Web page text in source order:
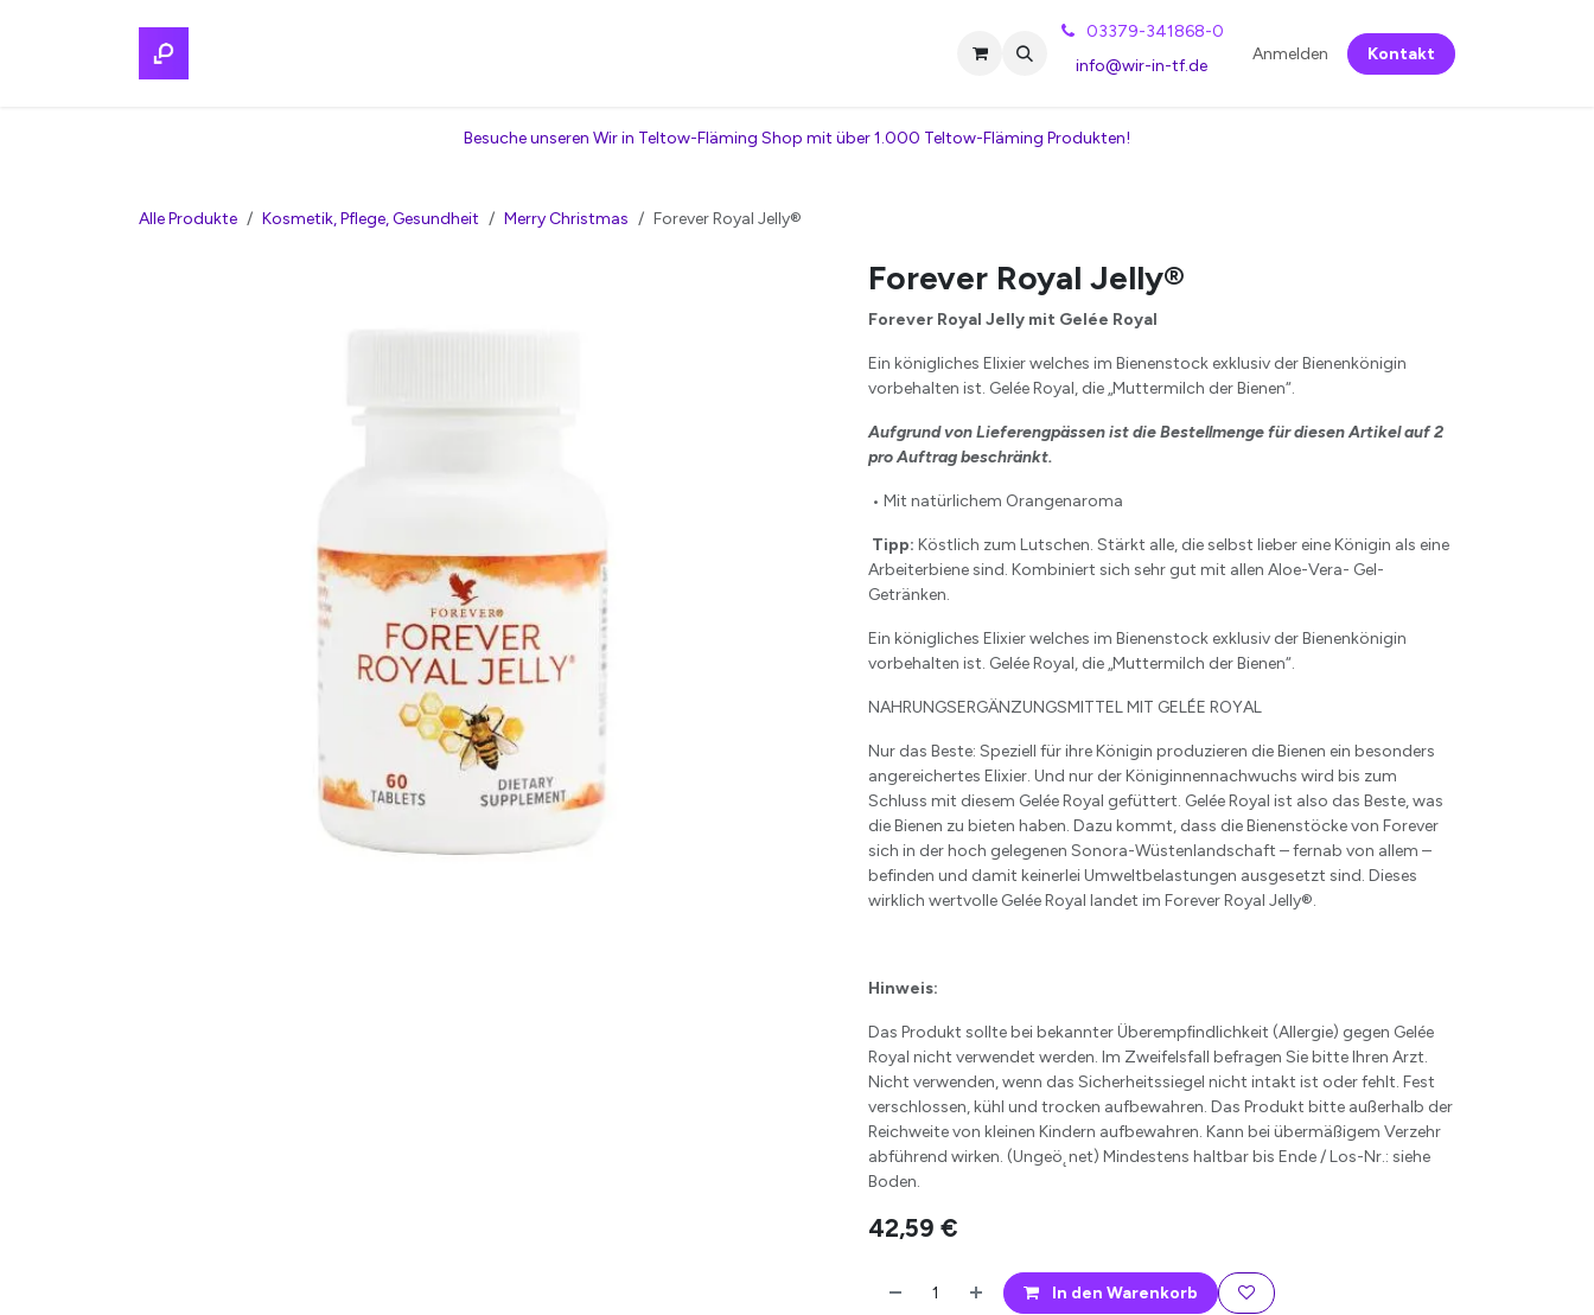
Veranstaltungen
03379-341868-0
info@wir-in-tf.de
Anmelden Kontakt
Besuche unseren Wir in Teltow-Fläming Shop mit über 1.000 Teltow-Fläming Produkten!
Alle Produkte Kosmetik, Pflege, Gesundheit Merry Christmas Forever Royal Jelly®
Forever Royal Jelly®
Forever Royal Jelly mit Gelée Royal
Ein königliches Elixier welches im Bienenstock exklusiv der Bienenkönigin
vorbehalten ist. Gelée Royal, die „Muttermilch der Bienen“.
Aufgrund von Lieferengpässen ist die Bestellmenge für diesen Artikel auf 2
pro Auftrag beschränkt.
• Mit natürlichem Orangenaroma
Tipp: Köstlich zum Lutschen. Stärkt alle, die selbst lieber eine Königin als eine
Arbeiterbiene sind. Kombiniert sich sehr gut mit allen Aloe-Vera- Gel-
Getränken.
Ein königliches Elixier welches im Bienenstock exklusiv der Bienenkönigin
vorbehalten ist. Gelée Royal, die „Muttermilch der Bienen“.
NAHRUNGSERGÄNZUNGSMITTEL MIT GELÉE ROYAL
Nur das Beste: Speziell für ihre Königin produzieren die Bienen ein besonders
angereichertes Elixier. Und nur der Königinnennachwuchs wird bis zum
Schluss mit diesem Gelée Royal gefüttert. Gelée Royal ist also das Beste, was
die Bienen zu bieten haben. Dazu kommt, dass die Bienenstöcke von Forever
sich in der hoch gelegenen Sonora-Wüstenlandschaft – fernab von allem –
befinden und damit keinerlei Umweltbelastungen ausgesetzt sind. Dieses
wirklich wertvolle Gelée Royal landet im Forever Royal Jelly®️.
Hinweis:
Das Produkt sollte bei bekannter Überempﬁndlichkeit (Allergie) gegen Gelée
Royal nicht verwendet werden. Im Zweifelsfall befragen Sie bitte Ihren Arzt.
Nicht verwenden, wenn das Sicherheitssiegel nicht intakt ist oder fehlt. Fest
verschlossen, kühl und trocken aufbewahren. Das Produkt bitte außerhalb der
Reichweite von kleinen Kindern aufbewahren. Kann bei übermäßigem Verzehr
abführend wirken. (Ungeö˛net) Mindestens haltbar bis Ende / Los-Nr.: siehe
Boden.
42,59 €
In den Warenkorb